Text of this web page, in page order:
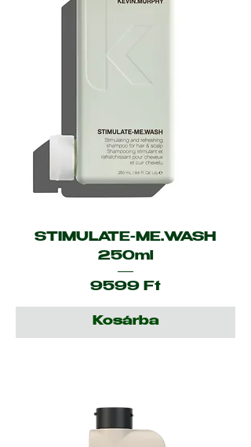
STIMULATE-ME.WASH
250ml
Ár
9599 Ft
Kosárba